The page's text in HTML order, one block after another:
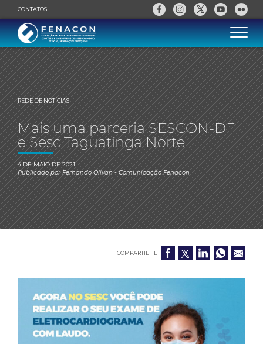
CONTATOS
REDE DE NOTÍCIAS
Mais uma parceria SESCON-DF
e Sesc Taguatinga Norte
4 DE MAIO DE 2021
Publicado porFernando Olivan- Comunicação Fenacon
COMPARTILHE